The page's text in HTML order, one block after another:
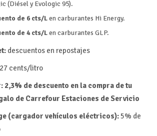
(Diésel y Evologic 95).
de 6 cts/Len carburantes Hi Energy.
de 4 cts/Len carburantes GLP.
descuentos en repostajes
cents/litro
2,3% de descuento en la compra de tu
de Carrefour Estaciones de Servicio
(cargador vehículos eléctricos):5% de